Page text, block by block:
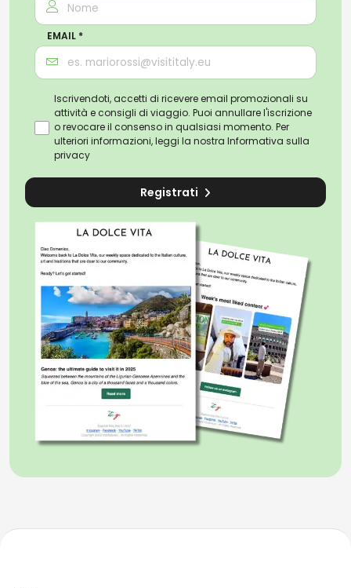
EMAIL *
Iscrivendoti, accetti di ricevere email promozionali su
attività e consigli di viaggio. Puoi annullare l'iscrizione
o revocare il consenso in qualsiasi momento. Per
ulteriori informazioni, leggi la nostra Informativa sulla
privacy
Registrati